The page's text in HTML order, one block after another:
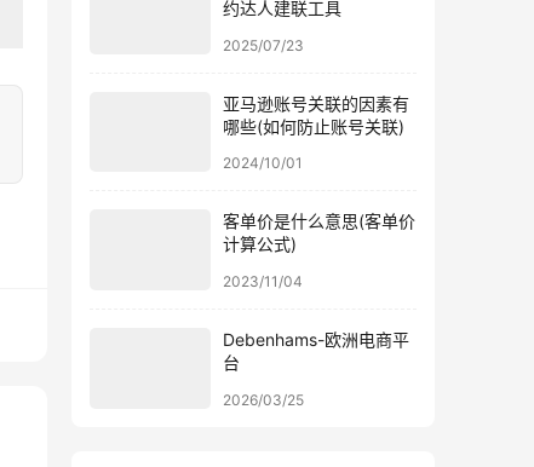
约达人建联工具
2025/07/23
亚马逊账号关联的因素有
哪些(如何防止账号关联)
2024/10/01
客单价是什么意思(客单价
计算公式)
2023/11/04
Debenhams-欧洲电商平
台
2026/03/25